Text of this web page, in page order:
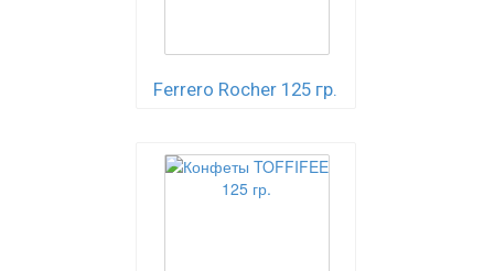
Ferrero Rocher 125 гр.